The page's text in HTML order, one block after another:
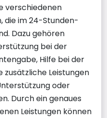
verschiedenen
die im 24-Stunden-
Dazu gehören
bei der
Hilfe bei der
Leistungen
oder
Durch ein genaues
Leistungen können